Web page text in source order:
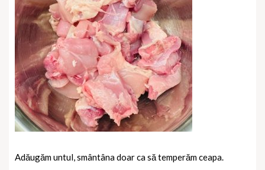
Adăugăm untul, smântâna doar ca să temperăm ceapa.